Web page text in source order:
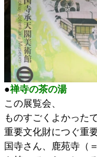
●禅寺の茶の湯
この展覧会、
ものすごくよかっ
重要文化財につぐ重
国寺さん、鹿苑寺（